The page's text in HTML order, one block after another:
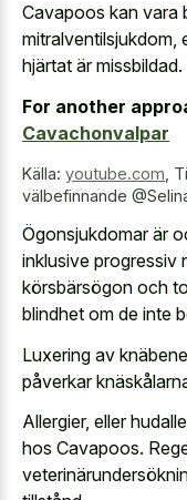
Cavapoos kan vara
mitralventilsjukdom,
hjärtat är missbildad.
For another
Cavachonvalpar
Källa: youtube.com
välbefinnande
Ögonsjukdomar är
inklusive progressiv
körsbärsögon och
blindhet om de inte
Luxering av
påverkar
Allergier, eller
hos Cavapoos.